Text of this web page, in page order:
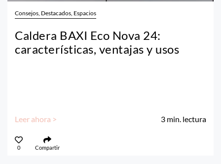
Consejos, Destacados, Espacios
Caldera BAXI Eco Nova 24:
características, ventajas y usos
Leer ahora > 3 min. lectura
0 Compartir